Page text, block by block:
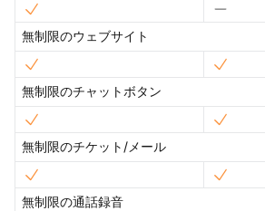
無制限のウェブサイト
無制限のチャットボタン
無制限のチケット/メール
無制限の通話録音